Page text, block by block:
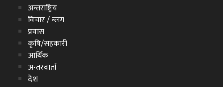
अन्तराष्ट्रिय
विचार / ब्लग
प्रवास
कृषि/सहकारी
आर्थिक
अन्तरवार्ता
देश